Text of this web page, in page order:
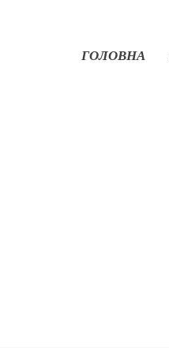
ГОЛОВНА